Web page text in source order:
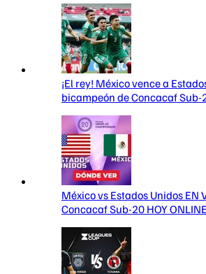
¡El rey! México vence a
bicampeón de Concacaf Sub-
México vs Estados Unidos EN
Concacaf Sub-20 HOY